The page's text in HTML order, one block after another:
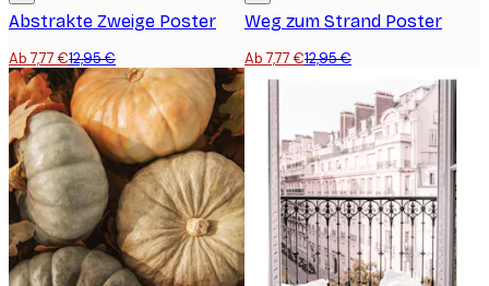
Abstrakte Zweige Poster
Ab 7,77 €12,95 €
Weg zum Strand Poster
Ab 7,77 €12,95 €